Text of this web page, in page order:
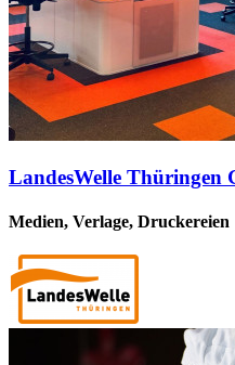
LandesWelle
Medien, Verlage, Druckereien